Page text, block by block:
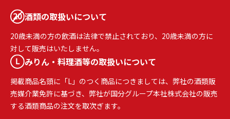
酒類の取扱いについて
20歳未満の方の飲酒は法律で禁止されており、20歳未満の方に
対して販売はいたしません。
みりん・料理酒等の取扱いについて
掲載商品名頭に「L」のつく商品につきましては、弊社の酒類販
売媒介業免許に基づき、弊社が国分グループ本社株式会社の販売
する酒類商品の注文を取次ぎます。